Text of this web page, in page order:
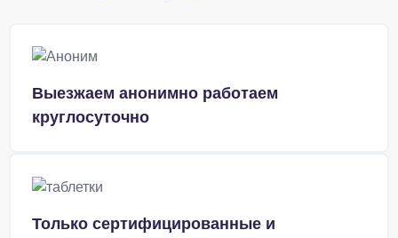
Выезжаем анонимно работаем
круглосуточно
Только сертифицированные и